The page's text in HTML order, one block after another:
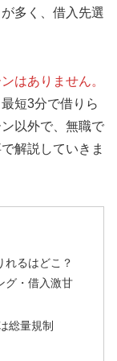
多く、借入先選
はありません。
短3分で借りら
以外で、無職で
解説していきま
れるはどこ？
グ・借入激甘
総量規制